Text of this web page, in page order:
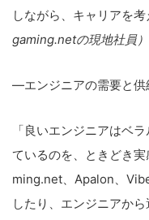
しながら、キャリアを考
gaming.netの現地社員）
―エンジニアの需要と供
「良いエンジニアはベ
ているのを、ときどき
ming.net、Apalon、
したり、エンジニアか